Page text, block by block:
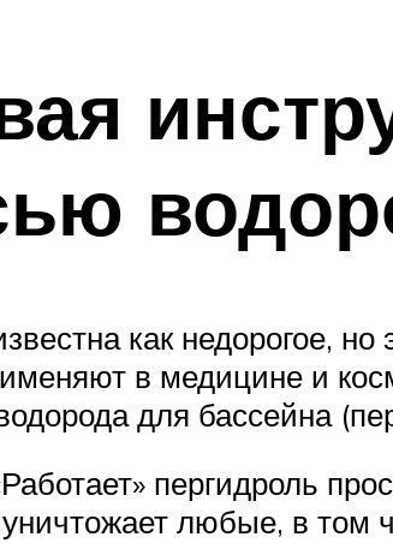
как недорогое,
в медицине и
для бассейна
пергидроль
любые, в том